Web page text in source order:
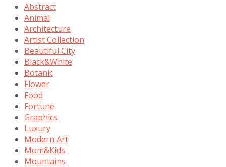
Abstract
Animal
Architecture
Artist Collection
Beautiful City
Black&White
Botanic
Flower
Food
Fortune
Graphics
Luxury
Modern Art
Mom&Kids
Mountains